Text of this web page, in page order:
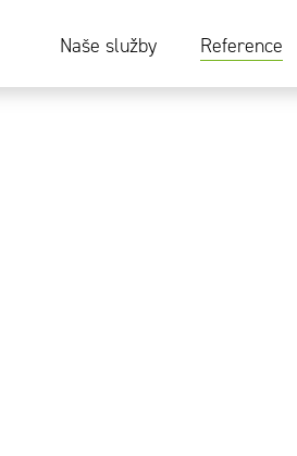
Naše služby Reference